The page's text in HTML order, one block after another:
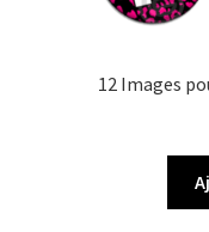
12 Images